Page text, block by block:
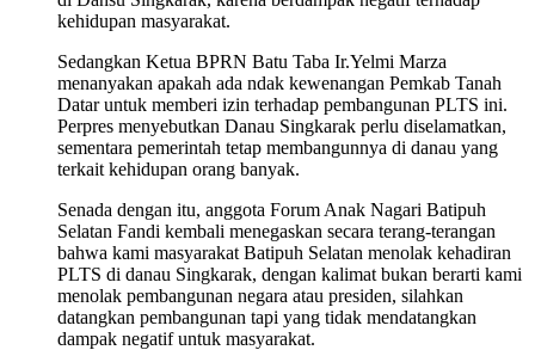
kehidupan masyarakat.
Sedangkan Ketua BPRN Batu Taba Ir.Yelmi Marza
menanyakan apakah ada ndak kewenangan Pemkab Tanah
Datar untuk memberi izin terhadap pembangunan PLTS ini.
Perpres menyebutkan Danau Singkarak perlu diselamatkan,
sementara pemerintah tetap membangunnya di danau yang
terkait kehidupan orang banyak.
Senada dengan itu, anggota Forum Anak Nagari Batipuh
Selatan Fandi kembali menegaskan secara terang-terangan
bahwa kami masyarakat Batipuh Selatan menolak kehadiran
PLTS di danau Singkarak, dengan kalimat bukan berarti kami
menolak pembangunan negara atau presiden, silahkan
datangkan pembangunan tapi yang tidak mendatangkan
dampak negatif untuk masyarakat.